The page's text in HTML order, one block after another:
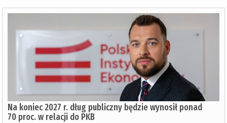
Na koniec 2027 r. dług publiczny będzie wynosił ponad
70 proc. w relacji do PKB